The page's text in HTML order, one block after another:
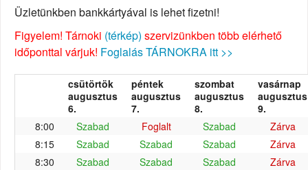
Üzletünkben bankkártyával is lehet fizetni!
Figyelem! Tárnoki (térkép) szervizünkben több elérhető
időponttal várjuk! Foglalás TÁRNOKRA itt >>
csütörtök
augusztus
6.
péntek
augusztus
7.
szombat
augusztus
8.
vasárnap
augusztus
9.
8:00
Szabad Foglalt Szabad
Zárva
8:15
Szabad Szabad Szabad
Zárva
8:30
Szabad Szabad Szabad
Zárva